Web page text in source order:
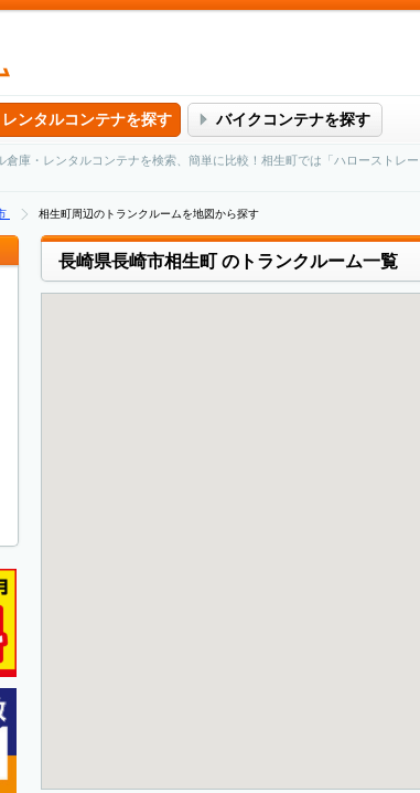
ンタルコンテナを探す バイクコンテナを探す
庫・レンタルコンテナを検索、簡単に比較！相生町では「ハローストレ
相生町周辺のトランクルームを地図から探す
長崎県長崎市相生町のトランクルーム一覧